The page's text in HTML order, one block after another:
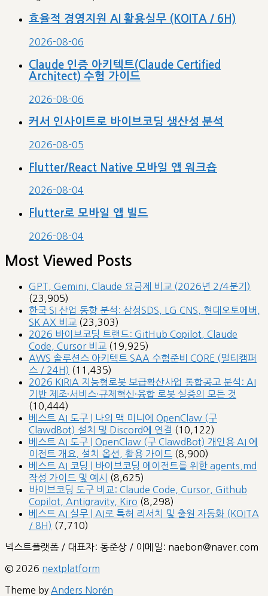
효율적 경영지원 AI 활용실무 (KOITA / 6H)
2026-08-06
Claude 인증 아키텍트(Claude Certified
Architect) 수험 가이드
2026-08-06
커서 인사이트로 바이브코딩 생산성 분석
2026-08-05
Flutter/React Native 모바일 앱 워크숍
2026-08-04
Flutter로 모바일 앱 빌드
2026-08-04
Most Viewed Posts
GPT, Gemini, Claude 요금제 비교 (2026년 2/4분기)
(23,905)
한국 SI 산업 동향 분석: 삼성SDS, LG CNS, 현대오토에버,
SK AX 비교 (23,303)
2026 바이브코딩 트랜드: GitHub Copilot, Claude
Code, Cursor 비교 (19,925)
AWS 솔루션스 아키텍트 SAA 수험준비 CORE (멀티캠퍼
스 / 24H) (11,435)
2026 KIRIA 지능형로봇 보급확산사업 통합공고 분석: AI
기반 제조·서비스·규제혁신·융합 로봇 실증의 모든 것
(10,444)
베스트 AI 도구 | 나의 맥 미니에 OpenClaw (구
ClawdBot) 설치 및 Discord에 연결 (10,122)
베스트 AI 도구 | OpenClaw (구 ClawdBot) 개인용 AI 에
이전트 개요, 설치 옵션, 활용 가이드 (8,900)
베스트 AI 코딩 | 바이브코딩 에이전트를 위한 agents.md
작성 가이드 및 예시
(8,625)
바이브코딩 도구 비교: Claude Code, Cursor, Github
Copilot, Antigravity, Kiro (8,298)
베스트 AI 실무 | AI로 특허 리서치 및 출원 자동화 (KOITA
/ 8H) (7,710)
넥스트플랫폼 / 대표자: 동준상 / 이메일: naebon@naver.com
© 2026 nextplatform
Theme by Anders Norén